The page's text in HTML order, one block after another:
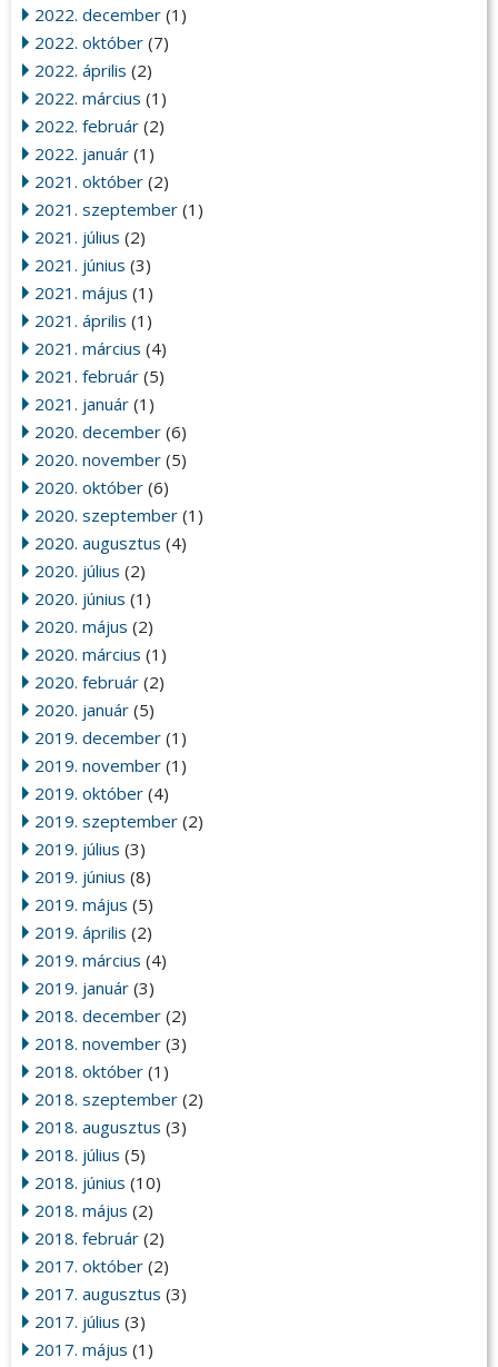
2022. december (1)
2022. október (7)
2022. április (2)
2022. március (1)
2022. február (2)
2022. január (1)
2021. október (2)
2021. szeptember (1)
2021. július (2)
2021. június (3)
2021. május (1)
2021. április (1)
2021. március (4)
2021. február (5)
2021. január (1)
2020. december (6)
2020. november (5)
2020. október (6)
2020. szeptember (1)
2020. augusztus (4)
2020. július (2)
2020. június (1)
2020. május (2)
2020. március (1)
2020. február (2)
2020. január (5)
2019. december (1)
2019. november (1)
2019. október (4)
2019. szeptember (2)
2019. július (3)
2019. június (8)
2019. május (5)
2019. április (2)
2019. március (4)
2019. január (3)
2018. december (2)
2018. november (3)
2018. október (1)
2018. szeptember (2)
2018. augusztus (3)
2018. július (5)
2018. június (10)
2018. május (2)
2018. február (2)
2017. október (2)
2017. augusztus (3)
2017. július (3)
2017. május (1)